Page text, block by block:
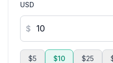
USD
$
$5 $10 $25